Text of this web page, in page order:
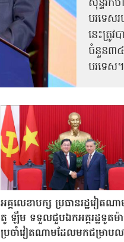
សុន្ទរក
បរទេស
នេះត្រូ
ចំនួន៣
បរទេស។
អគ្គលេខាបក្ស ប្រធានរដ្ឋវៀត
តូ ឡឹម ទទួលជួបឯកអគ្គរដ្ឋទូតម៉
ប្រចាំវៀតណាមដែលមកជម្រាបល